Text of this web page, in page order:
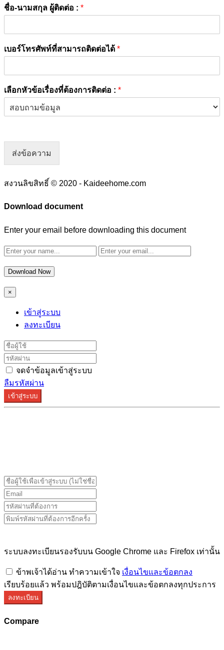
ชื่อ-นามสกุล ผู้ติดต่อ : *
เบอร์โทรศัพท์ที่สามารถติดต่อได้ *
เลือกหัวข้อเรื่องที่ต้องการติดต่อ : *
ส่งข้อความ
สงวนลิขสิทธิ์ © 2020 - Kaideehome.com
Download document
Enter your email before downloading this document
Download Now
×
เข้าสู่ระบบ
ลงทะเบียน
จดจำข้อมูลเข้าสู่ระบบ
ลืมรหัสผ่าน
เข้าสู่ระบบ
ระบบลงทะเบียนรองรับบน Google Chrome และ Firefox เท่านั้น
ข้าพเจ้าได้อ่าน ทำความเข้าใจ เงื่อนไขและข้อตกลง
เรียบร้อยแล้ว พร้อมปฎิบัติตามเงื่อนไขและข้อตกลงทุกประการ
ลงทะเบียน
Compare